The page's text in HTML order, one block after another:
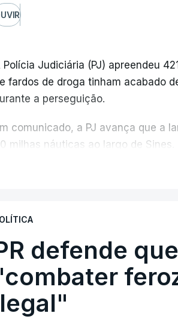
Polícia Judiciária (PJ) apreendeu
fardos de droga tinham acabado
a perseguição.
comunicado, a PJ avança que a
milhas náuticas ao largo de Sines.
de que em todo o ano de
A ação de prevenção visa a deteção
que utilizam a costa nacional
defende